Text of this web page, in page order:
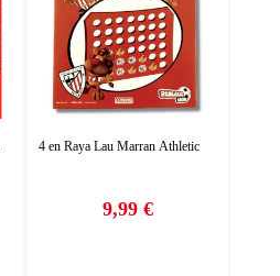
4 en Raya Lau Marran Athletic
Precio
9,99 €